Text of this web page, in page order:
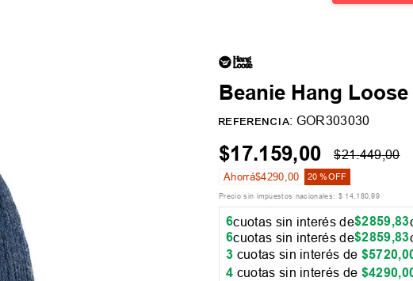
Beanie Hang Loose
REFERENCIA: GOR303030
$17.159,00 $21.449,00
Ahorrá$4290,00 20 %OFF
Precio sin impuestos nacionales: $ 14.180,99
6cuotas sin interés de$2859,83
6cuotas sin interés de$2859,83
3 cuotas sin interés de $5720,
4 cuotas sin interés de $4290,